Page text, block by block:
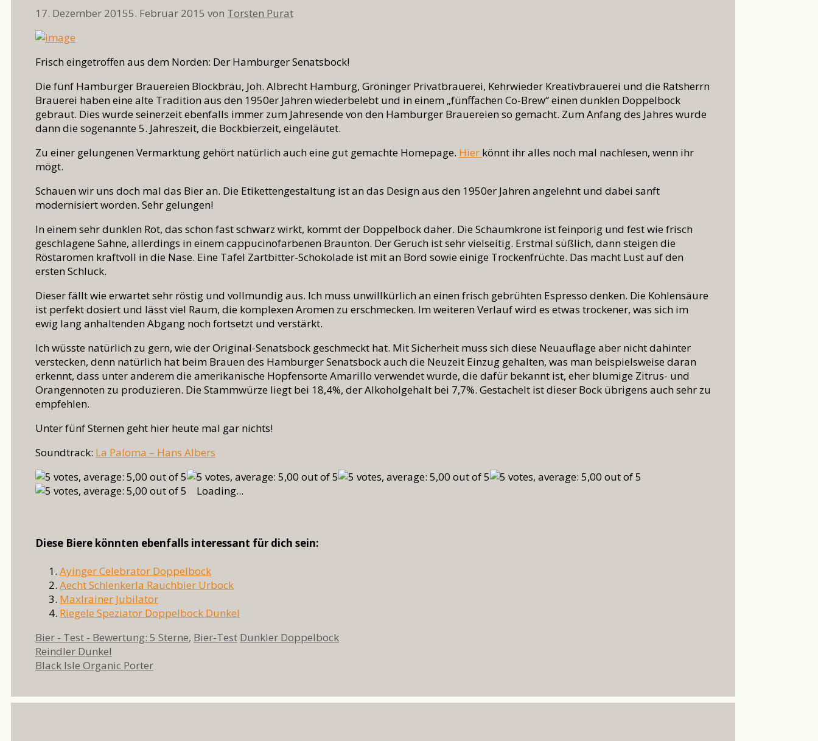
17. Dezember 20155. Februar 2015 von Torsten Purat
Frisch eingetroffen aus dem Norden: Der Hamburger Senatsbock!
Die fünf Hamburger Brauereien Blockbräu, Joh. Albrecht Hamburg, Gröninger Privatbrauerei, Kehrwieder Kreativbrauerei und die Ratsherrn
Brauerei haben eine alte Tradition aus den 1950er Jahren wiederbelebt und in einem „fünffachen Co-Brew“ einen dunklen Doppelbock
gebraut. Dies wurde seinerzeit ebenfalls immer zum Jahresende von den Hamburger Brauereien so gemacht. Zum Anfang des Jahres wurde
dann die sogenannte 5. Jahreszeit, die Bockbierzeit, eingeläutet.
Zu einer gelungenen Vermarktung gehört natürlich auch eine gut gemachte Homepage. Hier könnt ihr alles noch mal nachlesen, wenn ihr
mögt.
Schauen wir uns doch mal das Bier an. Die Etikettengestaltung ist an das Design aus den 1950er Jahren angelehnt und dabei sanft
modernisiert worden. Sehr gelungen!
In einem sehr dunklen Rot, das schon fast schwarz wirkt, kommt der Doppelbock daher. Die Schaumkrone ist feinporig und fest wie frisch
geschlagene Sahne, allerdings in einem cappucinofarbenen Braunton. Der Geruch ist sehr vielseitig. Erstmal süßlich, dann steigen die
Röstaromen kraftvoll in die Nase. Eine Tafel Zartbitter-Schokolade ist mit an Bord sowie einige Trockenfrüchte. Das macht Lust auf den
ersten Schluck.
Dieser fällt wie erwartet sehr röstig und vollmundig aus. Ich muss unwillkürlich an einen frisch gebrühten Espresso denken. Die Kohlensäure
ist perfekt dosiert und lässt viel Raum, die komplexen Aromen zu erschmecken. Im weiteren Verlauf wird es etwas trockener, was sich im
ewig lang anhaltenden Abgang noch fortsetzt und verstärkt.
Ich wüsste natürlich zu gern, wie der Original-Senatsbock geschmeckt hat. Mit Sicherheit muss sich diese Neuauflage aber nicht dahinter
verstecken, denn natürlich hat beim Brauen des Hamburger Senatsbock auch die Neuzeit Einzug gehalten, was man beispielsweise daran
erkennt, dass unter anderem die amerikanische Hopfensorte Amarillo verwendet wurde, die dafür bekannt ist, eher blumige Zitrus- und
Orangennoten zu produzieren. Die Stammwürze liegt bei 18,4%, der Alkoholgehalt bei 7,7%. Gestachelt ist dieser Bock übrigens auch sehr zu
empfehlen.
Unter fünf Sternen geht hier heute mal gar nichts!
Soundtrack: La Paloma – Hans Albers
Loading...
Diese Biere könnten ebenfalls interessant für dich sein:
Ayinger Celebrator Doppelbock
Aecht Schlenkerla Rauchbier Urbock
Maxlrainer Jubilator
Riegele Speziator Doppelbock Dunkel
Kategorien
Bier - Test - Bewertung: 5 Sterne, Bier-Test Schlagwörter
Dunkler Doppelbock
Reindler Dunkel
Black Isle Organic Porter